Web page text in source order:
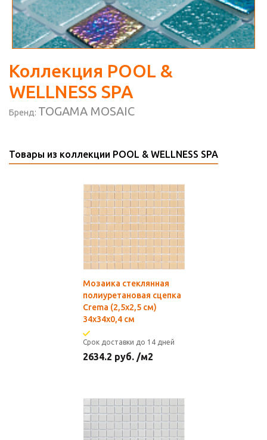
Коллекция POOL &
WELLNESS SPA
Бренд: TOGAMA MOSAIC
Товары из коллекции POOL & WELLNESS SPA
Мозаика стеклянная
полиуретановая сцепка
Crema (2,5х2,5 см)
34х34x0,4 см
Срок доставки до 14 дней
2634.2 руб. /м2